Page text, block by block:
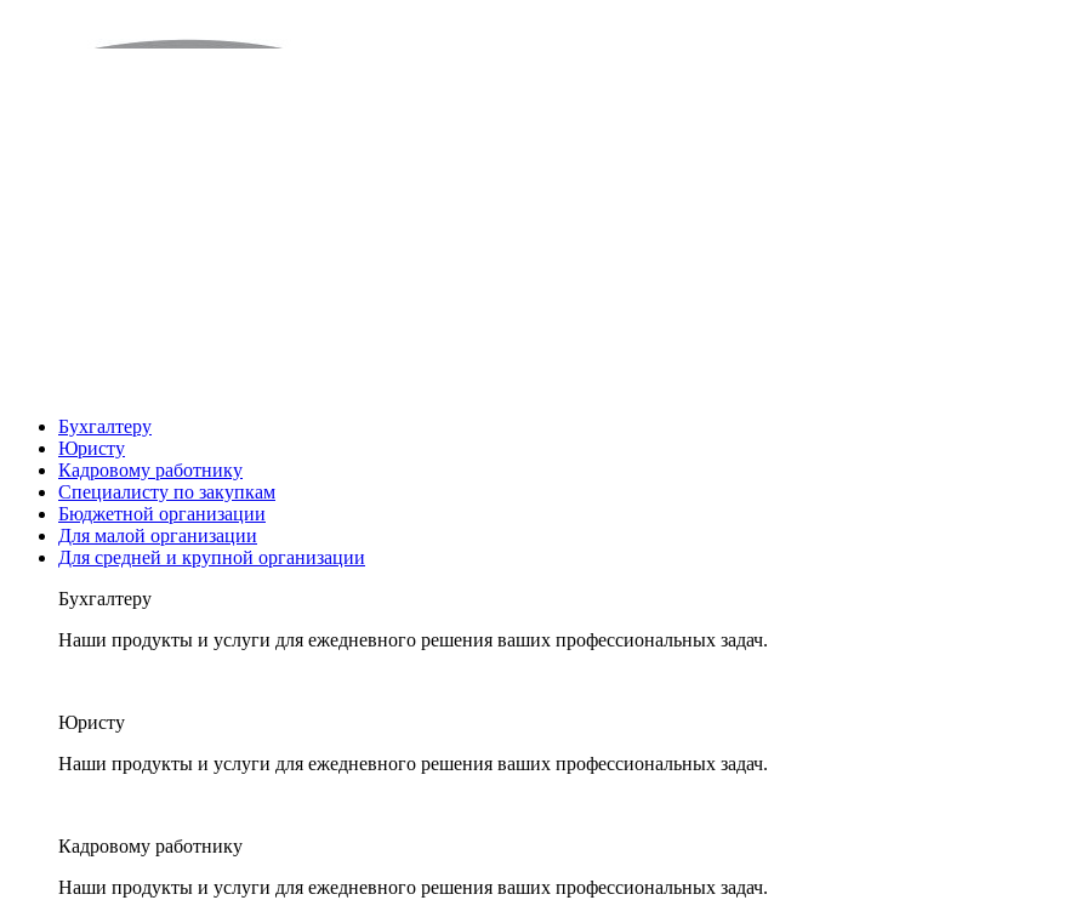
Бухгалтеру
Юристу
Кадровому работнику
Специалисту по закупкам
Бюджетной организации
Для малой организации
Для средней и крупной организации
Бухгалтеру
Наши продукты и услуги для ежедневного решения ваших профессиональных задач.
Юристу
Наши продукты и услуги для ежедневного решения ваших профессиональных задач.
Кадровому работнику
Наши продукты и услуги для ежедневного решения ваших профессиональных задач.